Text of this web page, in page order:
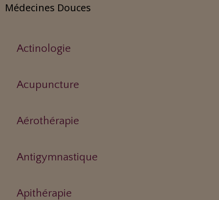
Médecines Douces
Actinologie
Acupuncture
Aérothérapie
Antigymnastique
Apithérapie